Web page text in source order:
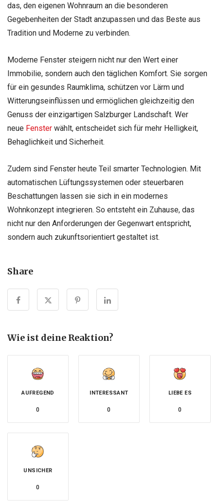
das, den eigenen Wohnraum an die besonderen
Gegebenheiten der Stadt anzupassen und das Beste aus
Tradition und Moderne zu verbinden.
Moderne Fenster steigern nicht nur den Wert einer
Immobilie, sondern auch den täglichen Komfort. Sie sorgen
für ein gesundes Raumklima, schützen vor Lärm und
Witterungseinflüssen und ermöglichen gleichzeitig den
Genuss der einzigartigen Salzburger Landschaft. Wer
neue Fenster wählt, entscheidet sich für mehr Helligkeit,
Behaglichkeit und Sicherheit.
Zudem sind Fenster heute Teil smarter Technologien. Mit
automatischen Lüftungssystemen oder steuerbaren
Beschattungen lassen sie sich in ein modernes
Wohnkonzept integrieren. So entsteht ein Zuhause, das
nicht nur den Anforderungen der Gegenwart entspricht,
sondern auch zukunftsorientiert gestaltet ist.
Share
Wie ist deine Reaktion?
AUFREGEND
0
INTERESSANT
0
LIEBE ES
0
UNSICHER
0